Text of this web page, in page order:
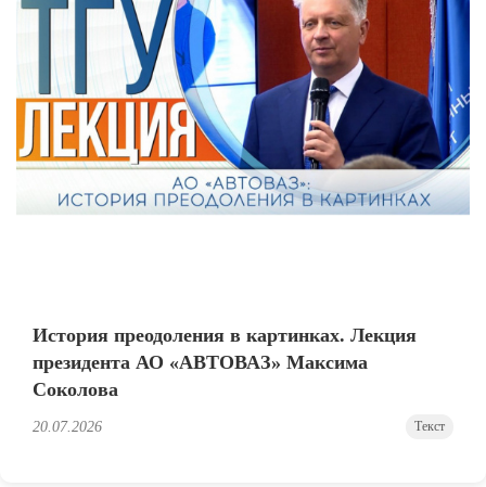
История преодоления в картинках. Лекция
президента АО «АВТОВАЗ» Максима
Соколова
20.07.2026 Текст